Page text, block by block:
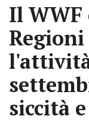
Il WWF
siccità